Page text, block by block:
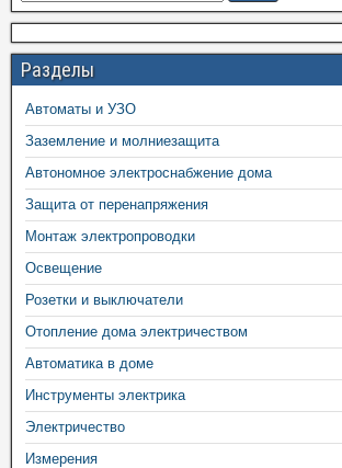
Разделы
Автоматы и УЗО
Заземление и молниезащита
Автономное электроснабжение дома
Защита от перенапряжения
Монтаж электропроводки
Освещение
Розетки и выключатели
Отопление дома электричеством
Автоматика в доме
Инструменты электрика
Электричество
Измерения